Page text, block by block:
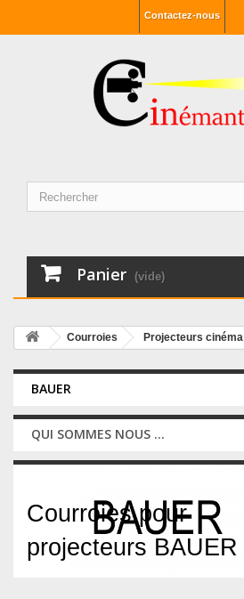
Contactez-nous
Panier (vide)
Courroies Projecteurs cinéma
BAUER
QUI SOMMES NOUS ...
Courroies pour
projecteurs BAUER